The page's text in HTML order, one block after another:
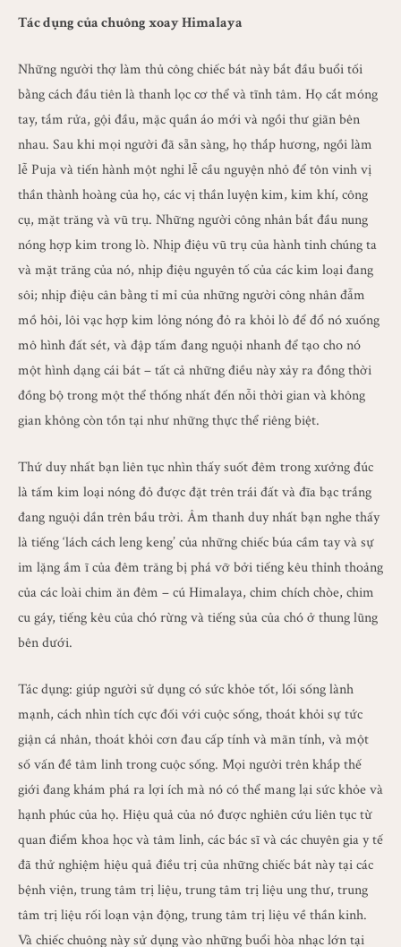
Tác dụng của chuông xoay Himalaya
Những người thợ làm thủ công chiếc bát này bắt đầu buổi tối
bằng cách đầu tiên là thanh lọc cơ thể và tĩnh tâm. Họ cắt móng
tay, tắm rửa, gội đầu, mặc quần áo mới và ngồi thư giãn bên
nhau. Sau khi mọi người đã sẵn sàng, họ thắp hương, ngồi làm
lễ Puja và tiến hành một nghi lễ cầu nguyện nhỏ để tôn vinh vị
thần thành hoàng của họ, các vị thần luyện kim, kim khí, công
cụ, mặt trăng và vũ trụ. Những người công nhân bắt đầu nung
nóng hợp kim trong lò. Nhịp điệu vũ trụ của hành tinh chúng ta
và mặt trăng của nó, nhịp điệu nguyên tố của các kim loại đang
sôi; nhịp điệu cân bằng tỉ mỉ của những người công nhân đẫm
mồ hôi, lôi vạc hợp kim lỏng nóng đỏ ra khỏi lò để đổ nó xuống
mô hình đất sét, và đập tấm đang nguội nhanh để tạo cho nó
một hình dạng cái bát – tất cả những điều này xảy ra đồng thời
đồng bộ trong một thể thống nhất đến nỗi thời gian và không
gian không còn tồn tại như những thực thể riêng biệt.
Thứ duy nhất bạn liên tục nhìn thấy suốt đêm trong xưởng đúc
là tấm kim loại nóng đỏ được đặt trên trái đất và đĩa bạc trắng
đang nguội dần trên bầu trời. Âm thanh duy nhất bạn nghe thấy
là tiếng ‘lách cách leng keng’ của những chiếc búa cầm tay và sự
im lặng ầm ĩ của đêm trăng bị phá vỡ bởi tiếng kêu thỉnh thoảng
của các loài chim ăn đêm – cú Himalaya, chim chích chòe, chim
cu gáy, tiếng kêu của chó rừng và tiếng sủa của chó ở thung lũng
bên dưới.
Tác dụng: giúp người sử dụng có sức khỏe tốt, lối sống lành
mạnh, cách nhìn tích cực đối với cuộc sống, thoát khỏi sự tức
giận cá nhân, thoát khỏi cơn đau cấp tính và mãn tính, và một
số vấn đề tâm linh trong cuộc sống. Mọi người trên khắp thế
giới đang khám phá ra lợi ích mà nó có thể mang lại sức khỏe và
hạnh phúc của họ. Hiệu quả của nó được nghiên cứu liên tục từ
quan điểm khoa học và tâm linh, các bác sĩ và các chuyên gia y tế
đã thử nghiệm hiệu quả điều trị của những chiếc bát này tại các
bệnh viện, trung tâm trị liệu, trung tâm trị liệu ung thư, trung
tâm trị liệu rối loạn vận động, trung tâm trị liệu về thần kinh.
Và chiếc chuông này sử dụng vào những buổi hòa nhạc lớn tại